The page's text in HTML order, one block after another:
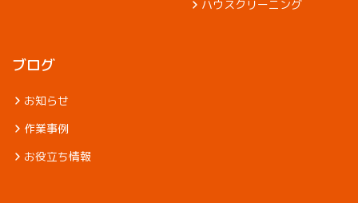
ハウスクリーニング
ブログ
お知らせ
作業事例
お役立ち情報